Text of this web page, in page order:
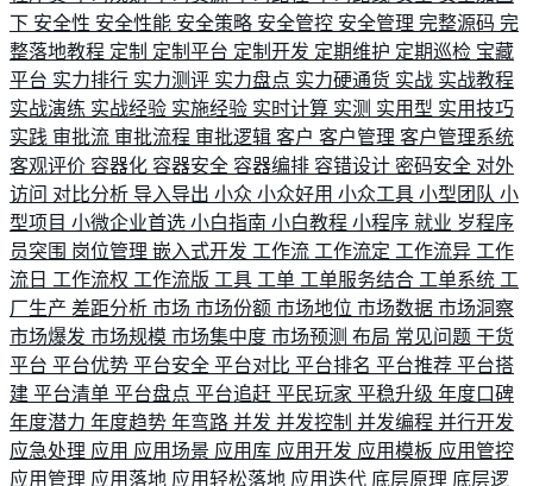
下 安全性 安全性能 安全策略 安全管控 安全管理 完整源码 完
整落地教程 定制 定制平台 定制开发 定期维护 定期巡检 宝藏
平台 实力排行 实力测评 实力盘点 实力硬通货 实战 实战教程
实战演练 实战经验 实施经验 实时计算 实测 实用型 实用技巧
实践 审批流 审批流程 审批逻辑 客户 客户管理 客户管理系统
客观评价 容器化 容器安全 容器编排 容错设计 密码安全 对外
访问 对比分析 导入导出 小众 小众好用 小众工具 小型团队 小
型项目 小微企业首选 小白指南 小白教程 小程序 就业 岁程序
员突围 岗位管理 嵌入式开发 工作流 工作流定 工作流异 工作
流日 工作流权 工作流版 工具 工单 工单服务结合 工单系统 工
厂生产 差距分析 市场 市场份额 市场地位 市场数据 市场洞察
市场爆发 市场规模 市场集中度 市场预测 布局 常见问题 干货
平台 平台优势 平台安全 平台对比 平台排名 平台推荐 平台搭
建 平台清单 平台盘点 平台追赶 平民玩家 平稳升级 年度口碑
年度潜力 年度趋势 年弯路 并发 并发控制 并发编程 并行开发
应急处理 应用 应用场景 应用库 应用开发 应用模板 应用管控
应用管理 应用落地 应用轻松落地 应用迭代 底层原理 底层逻